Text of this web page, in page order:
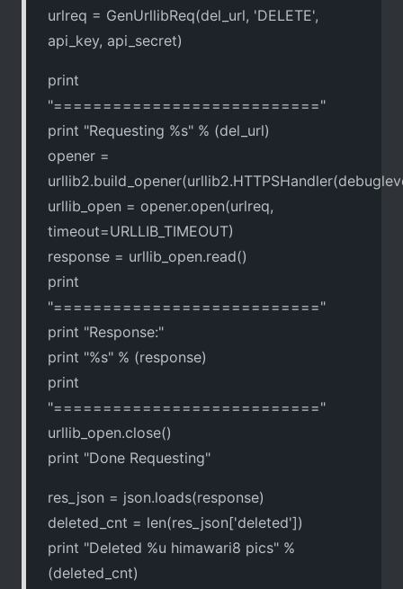
urlreq = GenUrllibReq(del_url, 'DELETE',
api_key, api_secret)
print
"==========================="
print "Requesting %s" % (del_url)
opener =
urllib_open = opener.open(urlreq,
timeout=URLLIB_TIMEOUT)
response = urllib_open.read()
print
"==========================="
print "Response:"
print "%s" % (response)
print
"==========================="
urllib_open.close()
print "Done Requesting"
res_json = json.loads(response)
deleted_cnt = len(res_json['deleted'])
print "Deleted %u himawari8 pics" %
(deleted_cnt)